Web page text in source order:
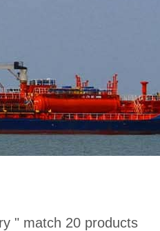
" match 20 products